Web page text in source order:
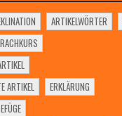
ARTIKELWÖRTER
ARTIKEL
ERKLÄRUNG